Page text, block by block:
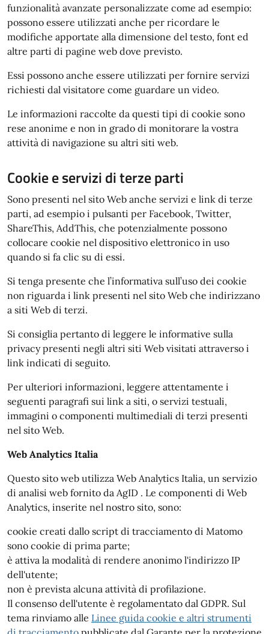
funzionalità avanzate personalizzate come ad esempio:
possono essere utilizzati anche per ricordare le
modifiche apportate alla dimensione del testo, font ed
altre parti di pagine web dove previsto.
Essi possono anche essere utilizzati per fornire servizi
richiesti dal visitatore come guardare un video.
Le informazioni raccolte da questi tipi di cookie sono
rese anonime e non in grado di monitorare la vostra
attività di navigazione su altri siti web.
Cookie e servizi di terze parti
Sono presenti nel sito Web anche servizi e link di terze
parti, ad esempio i pulsanti per Facebook, Twitter,
ShareThis, AddThis, che potenzialmente possono
collocare cookie nel dispositivo elettronico in uso
quando si fa clic su di essi.
Si tenga presente che l’informativa sull’uso dei cookie
non riguarda i link presenti nel sito Web che indirizzano
a siti Web di terzi.
Si consiglia pertanto di leggere le informative sulla
privacy presenti negli altri siti Web visitati attraverso i
link indicati di seguito.
Per ulteriori informazioni, leggere attentamente i
seguenti paragrafi sui link a siti, o servizi testuali,
immagini o componenti multimediali di terzi presenti
nel sito Web.
Web Analytics Italia
Questo sito web utilizza Web Analytics Italia, un servizio
di analisi web fornito da AgID . Le componenti di Web
Analytics, inserite nel nostro sito, sono:
cookie creati dallo script di tracciamento di Matomo
sono cookie di prima parte;
è attiva la modalità di rendere anonimo l'indirizzo IP
dell'utente;
non è prevista alcuna attività di profilazione.
Il consenso dell'utente è regolamentato dal GDPR. Sul
tema rinviamo alle Linee guida cookie e altri strumenti